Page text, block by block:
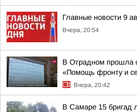
Главные новости 9
Вчера, 20:54
В Отрадном прошла
«Помощь фронту и
Вчера, 20:42
В Самаре 15 бригад